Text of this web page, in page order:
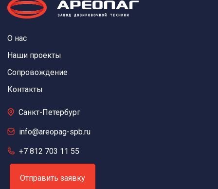
О нас
Наши проекты
Сопровождение
Контакты
Санкт-Петербург
info@areopag-spb.ru
+7 812 703 11 55
Отправить заявку